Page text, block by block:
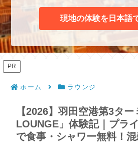
現地の体験を日本語
PR
ホーム ラウンジ
【2026】羽田空港第3タ
LOUNGE」体験記｜プラ
で食事・シャワー無料！